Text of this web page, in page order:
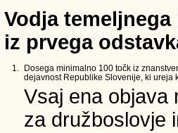
Vodja
iz prvega
1.
Dosega minimalno 100 točk iz
dejavnost Republike Slovenije, ki ureja
Vsaj ena objava
za družboslovje